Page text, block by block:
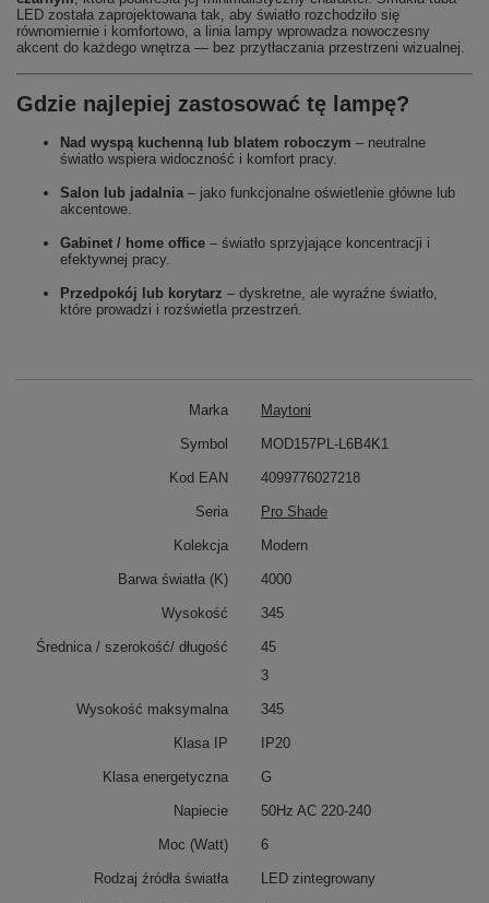
LED została zaprojektowana tak, aby światło rozchodziło się
równomiernie i komfortowo, a linia lampy wprowadza nowoczesny
akcent do każdego wnętrza — bez przytłaczania przestrzeni wizualnej.
Gdzie najlepiej zastosować tę lampę?
Nad wyspą kuchenną lub blatem roboczym – neutralne
światło wspiera widoczność i komfort pracy.
Salon lub jadalnia– jako funkcjonalne oświetlenie główne lub
akcentowe.
Gabinet / home office – światło sprzyjające koncentracji i
efektywnej pracy.
Przedpokój lub korytarz – dyskretne, ale wyraźne światło,
które prowadzi i rozświetla przestrzeń.
Marka Maytoni
Symbol MOD157PL-L6B4K1
Kod EAN 4099776027218
Seria Pro Shade
Kolekcja Modern
Barwa światła (K) 4000
Wysokość 345
Średnica / szerokość/ długość
45
3
Wysokość maksymalna 345
Klasa IP IP20
Klasa energetyczna G
Napiecie 50Hz AC 220-240
Moc (Watt) 6
Rodzaj źródła światła LED zintegrowany